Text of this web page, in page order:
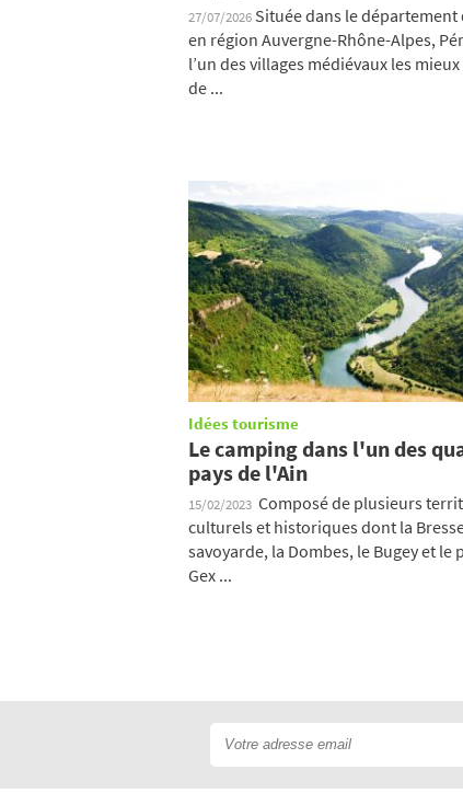
27/07/2026 Située dans le département
en région Auvergne-Rhône-Alpes,
l’un des villages médiévaux les
de ...
Idées tourisme
Le camping dans l'un des
pays de l'Ain
15/02/2023 Composé de plusieurs
culturels et historiques dont la
savoyarde, la Dombes, le Bugey et le
Gex ...